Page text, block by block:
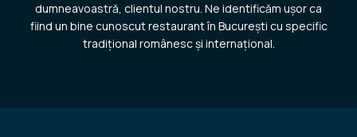
dumneavoastră, clientul nostru. Ne identificăm ușor ca
fiind un bine cunoscut restaurant în București cu specific
tradițional românesc și internațional.